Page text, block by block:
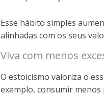
Esse hábito simples
alinhadas com os seus
Viva com menos
O estoicismo valoriza o
exemplo, consumir